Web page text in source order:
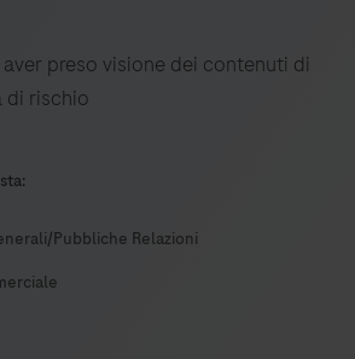
preso visione dei contenuti di
di rischio
Pubbliche Relazioni